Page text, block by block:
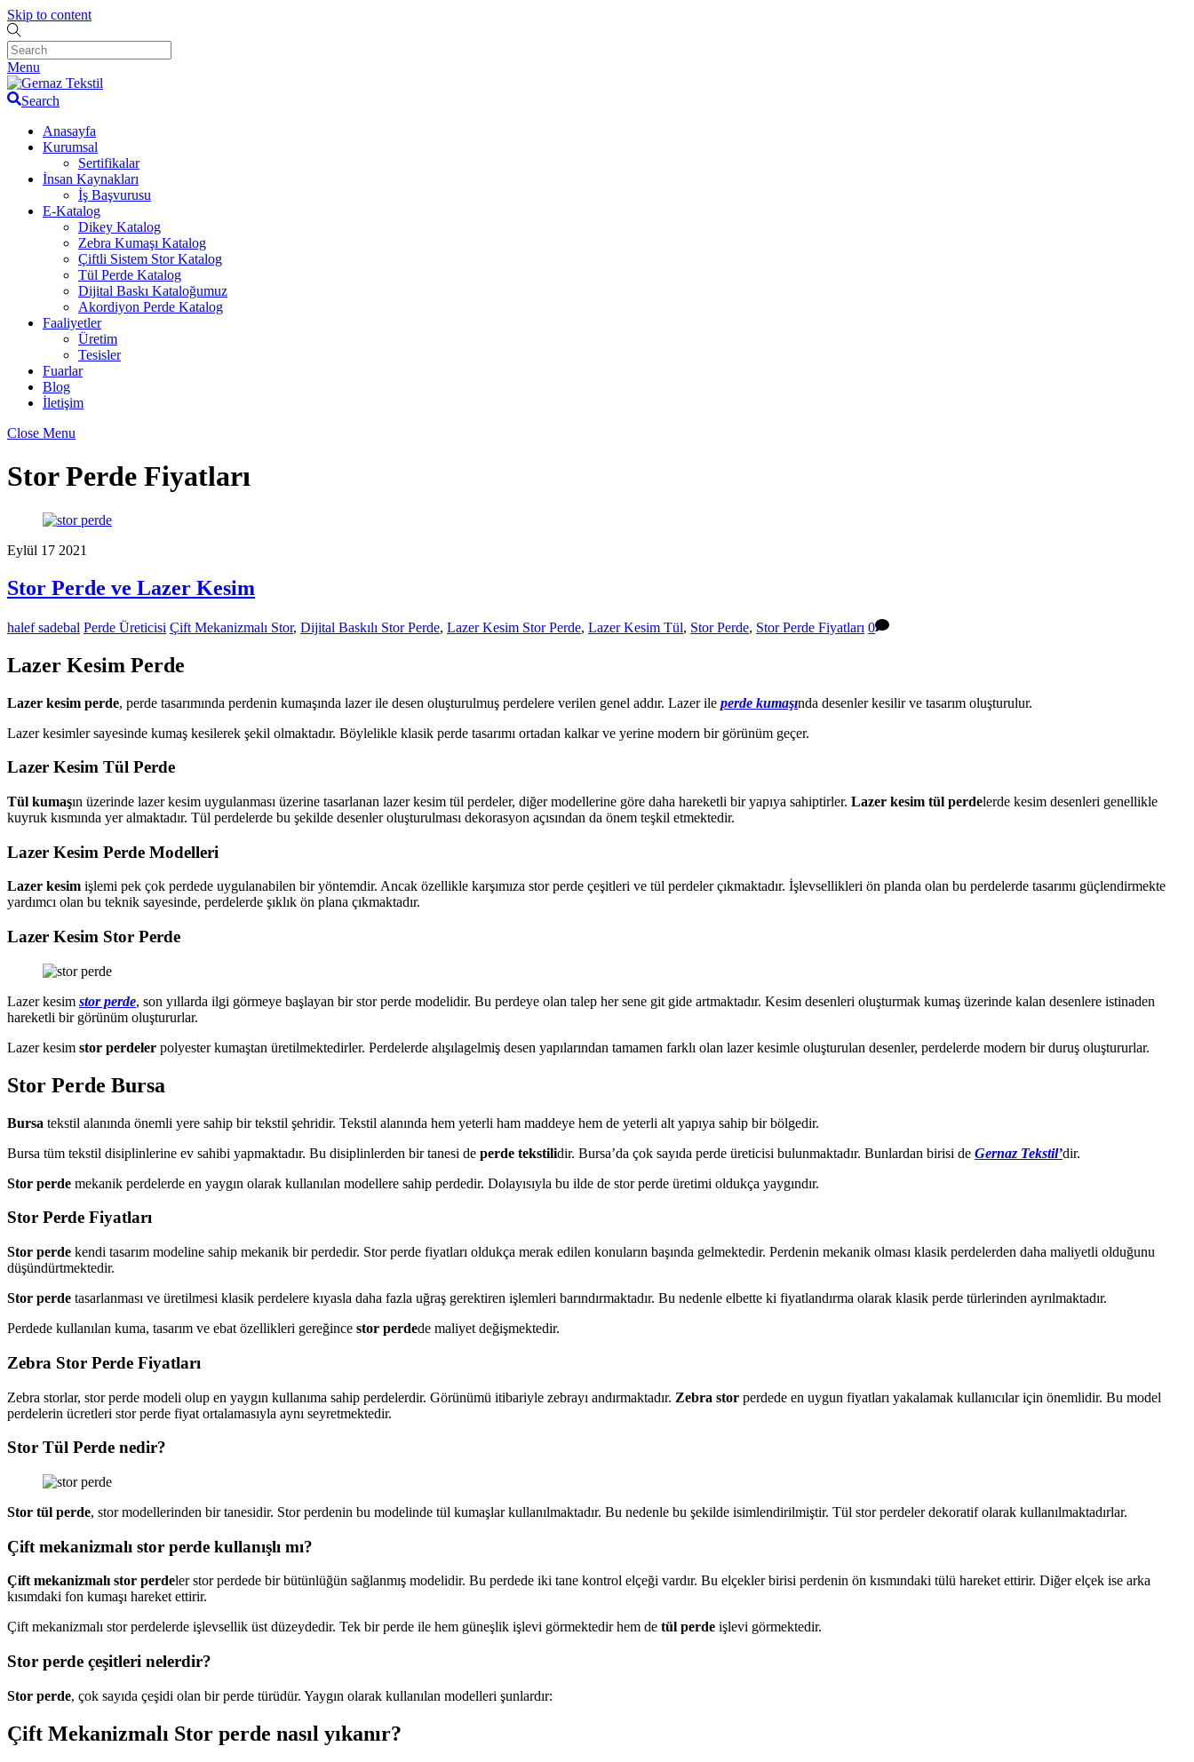
Skip to content
Menu
Search
Anasayfa
Kurumsal
Sertifikalar
İnsan Kaynakları
İş Başvurusu
E-Katalog
Dikey Katalog
Zebra Kumaşı Katalog
Çiftli Sistem Stor Katalog
Tül Perde Katalog
Dijital Baskı Kataloğumuz
Akordiyon Perde Katalog
Faaliyetler
Üretim
Tesisler
Fuarlar
Blog
İletişim
Close Menu
Stor Perde Fiyatları
Eylül 17 2021
Stor Perde ve Lazer Kesim
halef sadebal Perde Üreticisi Çift Mekanizmalı Stor, Dijital Baskılı Stor Perde, Lazer Kesim Stor Perde, Lazer Kesim Tül, Stor Perde, Stor Perde Fiyatları 0
Lazer Kesim Perde
Lazer kesim perde, perde tasarımında perdenin kumaşında lazer ile desen oluşturulmuş perdelere verilen genel addır. Lazer ile perde kumaşında desenler kesilir ve tasarım oluşturulur.
Lazer kesimler sayesinde kumaş kesilerek şekil olmaktadır. Böylelikle klasik perde tasarımı ortadan kalkar ve yerine modern bir görünüm geçer.
Lazer Kesim Tül Perde
Tül kumaşın üzerinde lazer kesim uygulanması üzerine tasarlanan lazer kesim tül perdeler, diğer modellerine göre daha hareketli bir yapıya sahiptirler. Lazer kesim tül perdelerde kesim desenleri genellikle
kuyruk kısmında yer almaktadır. Tül perdelerde bu şekilde desenler oluşturulması dekorasyon açısından da önem teşkil etmektedir.
Lazer Kesim Perde Modelleri
Lazer kesim işlemi pek çok perdede uygulanabilen bir yöntemdir. Ancak özellikle karşımıza stor perde çeşitleri ve tül perdeler çıkmaktadır. İşlevsellikleri ön planda olan bu perdelerde tasarımı güçlendirmekte
yardımcı olan bu teknik sayesinde, perdelerde şıklık ön plana çıkmaktadır.
Lazer Kesim Stor Perde
Lazer kesim stor perde, son yıllarda ilgi görmeye başlayan bir stor perde modelidir. Bu perdeye olan talep her sene git gide artmaktadır. Kesim desenleri oluşturmak kumaş üzerinde kalan desenlere istinaden
hareketli bir görünüm oluştururlar.
Lazer kesim stor perdeler polyester kumaştan üretilmektedirler. Perdelerde alışılagelmiş desen yapılarından tamamen farklı olan lazer kesimle oluşturulan desenler, perdelerde modern bir duruş oluştururlar.
Stor Perde Bursa
Bursa tekstil alanında önemli yere sahip bir tekstil şehridir. Tekstil alanında hem yeterli ham maddeye hem de yeterli alt yapıya sahip bir bölgedir.
Bursa tüm tekstil disiplinlerine ev sahibi yapmaktadır. Bu disiplinlerden bir tanesi de perde tekstilidir. Bursa’da çok sayıda perde üreticisi bulunmaktadır. Bunlardan birisi de Gernaz Tekstil’dir.
Stor perde mekanik perdelerde en yaygın olarak kullanılan modellere sahip perdedir. Dolayısıyla bu ilde de stor perde üretimi oldukça yaygındır.
Stor Perde Fiyatları
Stor perde kendi tasarım modeline sahip mekanik bir perdedir. Stor perde fiyatları oldukça merak edilen konuların başında gelmektedir. Perdenin mekanik olması klasik perdelerden daha maliyetli olduğunu
düşündürtmektedir.
Stor perde tasarlanması ve üretilmesi klasik perdelere kıyasla daha fazla uğraş gerektiren işlemleri barındırmaktadır. Bu nedenle elbette ki fiyatlandırma olarak klasik perde türlerinden ayrılmaktadır.
Perdede kullanılan kuma, tasarım ve ebat özellikleri gereğince stor perdede maliyet değişmektedir.
Zebra Stor Perde Fiyatları
Zebra storlar, stor perde modeli olup en yaygın kullanıma sahip perdelerdir. Görünümü itibariyle zebrayı andırmaktadır. Zebra stor perdede en uygun fiyatları yakalamak kullanıcılar için önemlidir. Bu model
perdelerin ücretleri stor perde fiyat ortalamasıyla aynı seyretmektedir.
Stor Tül Perde nedir?
Stor tül perde, stor modellerinden bir tanesidir. Stor perdenin bu modelinde tül kumaşlar kullanılmaktadır. Bu nedenle bu şekilde isimlendirilmiştir. Tül stor perdeler dekoratif olarak kullanılmaktadırlar.
Çift mekanizmalı stor perde kullanışlı mı?
Çift mekanizmalı stor perdeler stor perdede bir bütünlüğün sağlanmış modelidir. Bu perdede iki tane kontrol elçeği vardır. Bu elçekler birisi perdenin ön kısmındaki tülü hareket ettirir. Diğer elçek ise arka
kısımdaki fon kumaşı hareket ettirir.
Çift mekanizmalı stor perdelerde işlevsellik üst düzeydedir. Tek bir perde ile hem güneşlik işlevi görmektedir hem de tül perde işlevi görmektedir.
Stor perde çeşitleri nelerdir?
Stor perde, çok sayıda çeşidi olan bir perde türüdür. Yaygın olarak kullanılan modelleri şunlardır:
Çift Mekanizmalı Stor perde nasıl yıkanır?